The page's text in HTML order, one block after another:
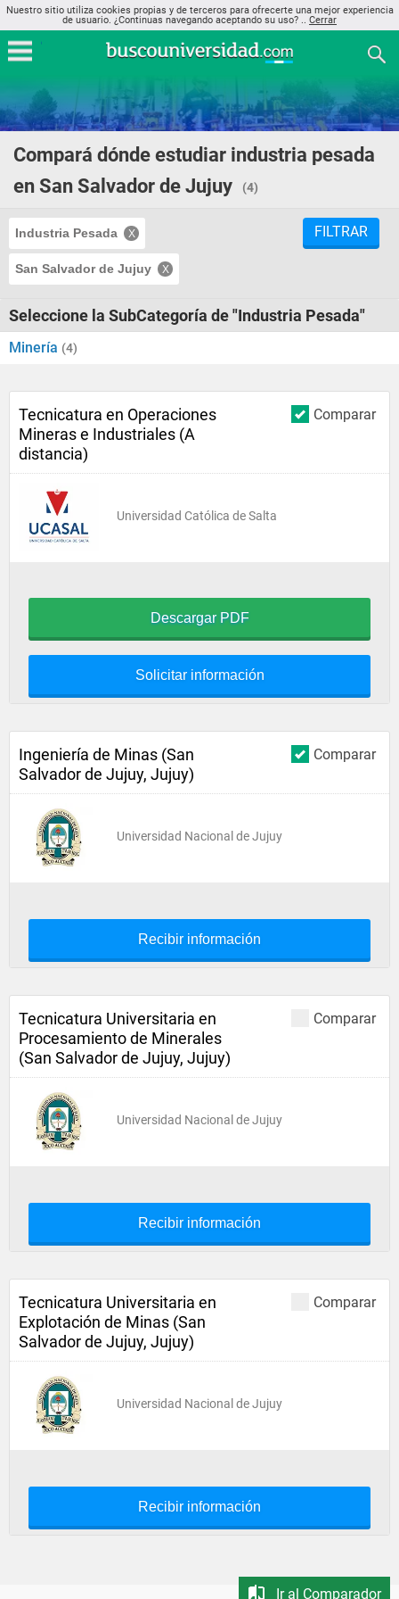
Nuestro sitio utiliza cookies propias y de terceros para ofrecerte una mejor experiencia
de usuario. ¿Continuas navegando aceptando su uso? .. Cerrar
Compará dónde estudiar industria pesada
en San Salvador de Jujuy
(4)
Industria Pesada
San Salvador de Jujuy
FILTRAR
Seleccione la SubCategoría de "Industria Pesada"
Minería (4)
Comparar
Tecnicatura en Operaciones
Mineras e Industriales (A
distancia)
Universidad Católica de Salta
Descargar PDF
Solicitar información
Comparar
Ingeniería de Minas (San
Salvador de Jujuy, Jujuy)
Universidad Nacional de Jujuy
Recibir información
Comparar
Tecnicatura Universitaria en
Procesamiento de Minerales
(San Salvador de Jujuy, Jujuy)
Universidad Nacional de Jujuy
Recibir información
Comparar
Tecnicatura Universitaria en
Explotación de Minas (San
Salvador de Jujuy, Jujuy)
Universidad Nacional de Jujuy
Recibir información
Ir al Comparador